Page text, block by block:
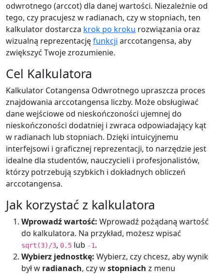
odwrotnego (arccot) dla danej wartości. Niezależnie od
tego, czy pracujesz w radianach, czy w stopniach, ten
kalkulator dostarcza krok po kroku rozwiązania oraz
wizualną reprezentacjęfunkcji arccotangensa, aby
zwiększyć Twoje zrozumienie.
Cel Kalkulatora
Kalkulator Cotangensa Odwrotnego upraszcza proces
znajdowania arccotangensa liczby. Może obsługiwać
dane wejściowe od nieskończoności ujemnej do
nieskończoności dodatniej i zwraca odpowiadający kąt
w radianach lub stopniach. Dzięki intuicyjnemu
interfejsowi i graficznej reprezentacji, to narzędzie jest
idealne dla studentów, nauczycieli i profesjonalistów,
którzy potrzebują szybkich i dokładnych obliczeń
arccotangensa.
Jak korzystać z kalkulatora
Wprowadź wartość: Wprowadź pożądaną wartość
do kalkulatora. Na przykład, możesz wpisać
sqrt(3)/3, 0.5 lub -1.
Wybierz jednostkę: Wybierz, czy chcesz, aby wynik
był w radianach, czy wstopniach z menu